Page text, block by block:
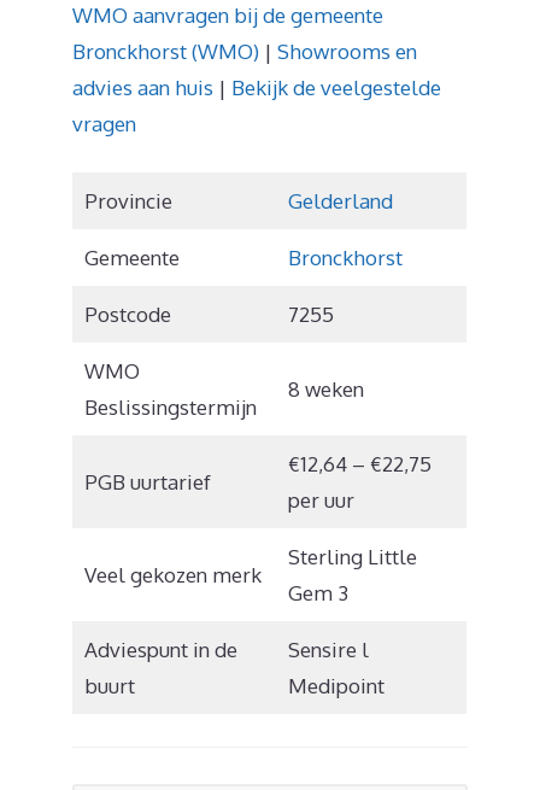
WMO aanvragen bij de gemeente
Bronckhorst (WMO) | Showrooms en
advies aan huis | Bekijk de veelgestelde
vragen
Provincie Gelderland
Gemeente Bronckhorst
Postcode 7255
WMO
Beslissingstermijn
8 weken
PGB uurtarief
€12,64 – €22,75
per uur
Veel gekozen merk
Sterling Little
Gem 3
Adviespunt in de
buurt
Sensire l
Medipoint